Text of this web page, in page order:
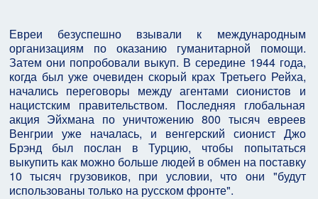
Евреи безуспешно взывали к международным
организациям по оказанию гуманитарной помощи.
Затем они попробовали выкуп. В середине 1944 года,
когда был уже очевиден скорый крах Третьего Рейха,
начались переговоры между агентами сионистов и
нацистским правительством. Последняя глобальная
акция Эйхмана по уничтожению 800 тысяч евреев
Венгрии уже началась, и венгерский сионист Джо
Брэнд был послан в Турцию, чтобы попытаться
выкупить как можно больше людей в обмен на поставку
10 тысяч грузовиков, при условии, что они "будут
использованы только на русском фронте".